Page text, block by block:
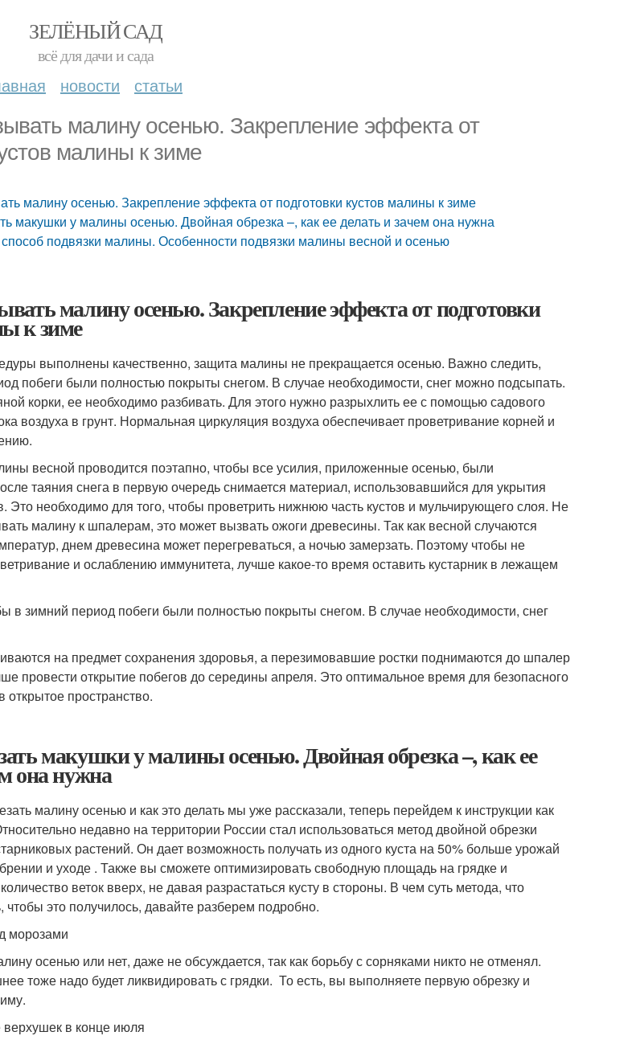
ЗЕЛЁНЫЙ САД
всё для дачи и сада
новости статьи
малину осенью. Закрепление эффекта от
малины к зиме
малину осенью. Закрепление эффекта от подготовки кустов малины к зиме
макушки у малины осенью. Двойная обрезка –, как ее делать и зачем она нужна
подвязки малины. Особенности подвязки малины весной и осенью
малину осенью. Закрепление эффекта от подготовки
к зиме
выполнены качественно, защита малины не прекращается осенью. Важно следить,
побеги были полностью покрыты снегом. В случае необходимости, снег можно подсыпать.
корки, ее необходимо разбивать. Для этого нужно разрыхлить ее с помощью садового
воздуха в грунт. Нормальная циркуляция воздуха обеспечивает проветривание корней и
весной проводится поэтапно, чтобы все усилия, приложенные осенью, были
таяния снега в первую очередь снимается материал, использовавшийся для укрытия
Это необходимо для того, чтобы проветрить нижнюю часть кустов и мульчирующего слоя. Не
малину к шпалерам, это может вызвать ожоги древесины. Так как весной случаются
днем древесина может перегреваться, а ночью замерзать. Поэтому чтобы не
и ослаблению иммунитета, лучше какое-то время оставить кустарник в лежащем
в зимний период побеги были полностью покрыты снегом. В случае необходимости, снег
на предмет сохранения здоровья, а перезимовавшие ростки поднимаются до шпалер
провести открытие побегов до середины апреля. Это оптимальное время для безопасного
открытое пространство.
макушки у малины осенью. Двойная обрезка –, как ее
она нужна
малину осенью и как это делать мы уже рассказали, теперь перейдем к инструкции как
недавно на территории России стал использоваться метод двойной обрезки
растений. Он дает возможность получать из одного куста на 50% больше урожай
и уходе . Также вы сможете оптимизировать свободную площадь на грядке и
веток вверх, не давая разрастаться кусту в стороны. В чем суть метода, что
чтобы это получилось, давайте разберем подробно.
морозами
осенью или нет, даже не обсуждается, так как борьбу с сорняками никто не отменял.
тоже надо будет ликвидировать с грядки. То есть, вы выполняете первую обрезку и
в конце июля